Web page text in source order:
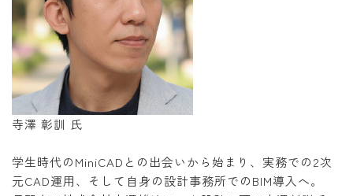
寺澤 彰訓 氏
学生時代のMiniCADとの出会いから始まり、実務での2次
元CAD運用、そして自身の設計事務所でのBIM導入へ。